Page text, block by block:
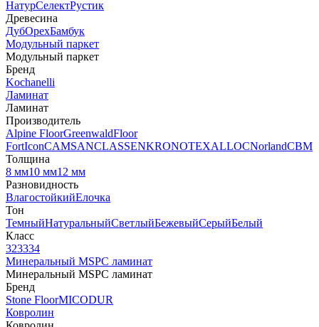
НатурСелектРустик
Древесина
ДубОрехБамбук
Модульный паркет
Модульный паркет
Бренд
Kochanelli
Ламинат
Ламинат
Производитель
Alpine FloorGreenwaldFloor
FortIconCAMSANCLASSENKRONOTEXALLOCNorlandCBM
Толщина
8 мм10 мм12 мм
Разновидность
ВлагостойкийЕлочка
Тон
ТемныйНатуральныйСветлыйБежевыйСерыйБелый
Класс
323334
Минеральный MSPC ламинат
Минеральный MSPC ламинат
Бренд
Stone FloorMICODUR
Ковролин